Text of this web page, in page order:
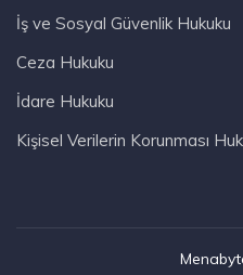
İş ve Sosyal Güvenlik Hukuku
Ceza Hukuku
İdare Hukuku
Kişisel Verilerin Korunması